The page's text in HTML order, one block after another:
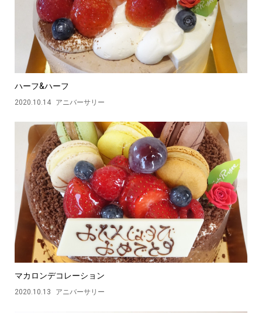
ハーフ&ハーフ
2020.10.14 アニバーサリー
マカロンデコレーション
2020.10.13 アニバーサリー